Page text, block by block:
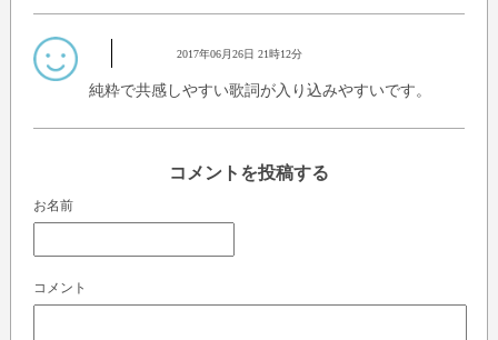
2017年06月26日 21時12分
純粋で共感しやすい歌詞が入り込みやすいです。
コメントを投稿する
お名前
コメント